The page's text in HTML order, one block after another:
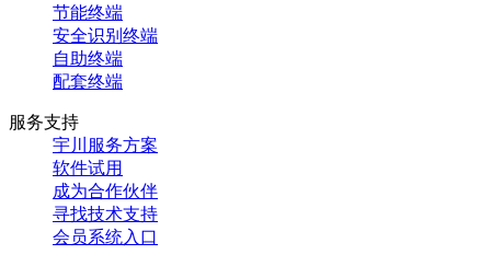
节能终端
安全识别终端
自助终端
配套终端
服务支持
宇川服务方案
软件试用
成为合作伙伴
寻找技术支持
会员系统入口